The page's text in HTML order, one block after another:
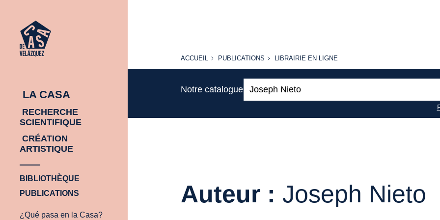
LA CASA
RECHERCHE
SCIENTIFIQUE
CRÉATION
ARTISTIQUE
BIBLIOTHÈQUE
PUBLICATIONS
¿Qué pasa en la Casa?
ACCUEIL
ACCUEIL PUBLICATIONS
PUBLICATIONS
LIBRAIRIE
LIBRAIRIE EN LIGNE
Notre catalogue:
Auteur : Joseph Nieto